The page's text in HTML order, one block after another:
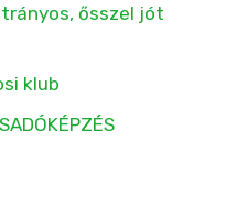
ősszel jót
klub